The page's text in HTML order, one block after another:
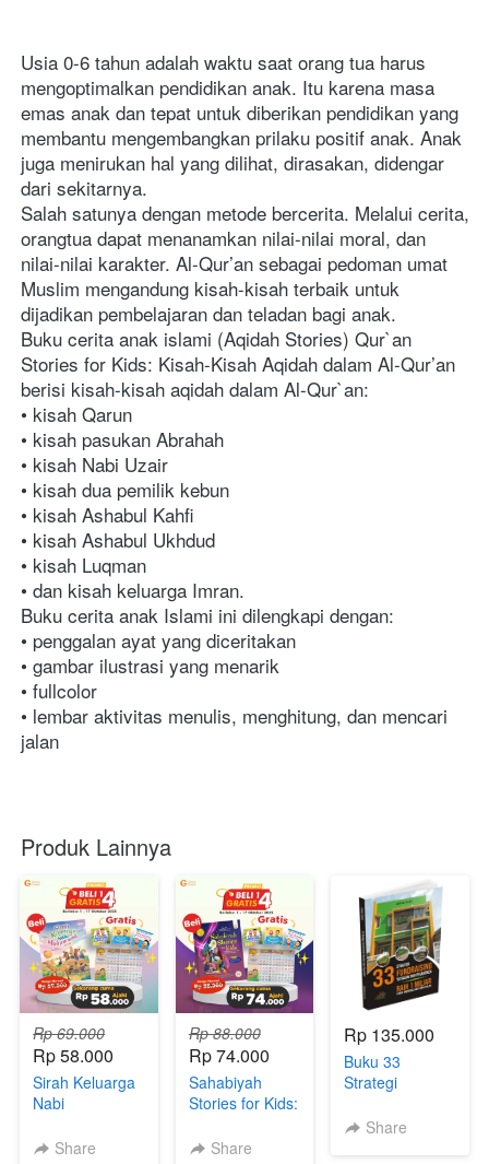
Usia 0-6 tahun adalah waktu saat orang tua harus
mengoptimalkan pendidikan anak. Itu karena masa
emas anak dan tepat untuk diberikan pendidikan yang
membantu mengembangkan prilaku positif anak. Anak
juga menirukan hal yang dilihat, dirasakan, didengar
dari sekitarnya.
Salah satunya dengan metode bercerita. Melalui cerita,
orangtua dapat menanamkan nilai-nilai moral, dan
nilai-nilai karakter. Al-Qur’an sebagai pedoman umat
Muslim mengandung kisah-kisah terbaik untuk
dijadikan pembelajaran dan teladan bagi anak.
Buku cerita anak islami (Aqidah Stories) Qur`an
Stories for Kids: Kisah-Kisah Aqidah dalam Al-Qur’an
berisi kisah-kisah aqidah dalam Al-Qur`an:
• kisah Qarun
• kisah pasukan Abrahah
• kisah Nabi Uzair
• kisah dua pemilik kebun
• kisah Ashabul Kahfi
• kisah Ashabul Ukhdud
• kisah Luqman
• dan kisah keluarga Imran.
Buku cerita anak Islami ini dilengkapi dengan:
• penggalan ayat yang diceritakan
• gambar ilustrasi yang menarik
• fullcolor
• lembar aktivitas menulis, menghitung, dan mencari
jalan
Produk Lainnya
Rp 69.000
Rp 58.000
Sirah Keluarga
Nabi
sawShare
Rp 88.000
Rp 74.000
Sahabiyah
Stories for Kids:
Sifat-Sifat Mulia
Share
Rp 135.000
Buku 33
Strategi
Yayasan &
Share